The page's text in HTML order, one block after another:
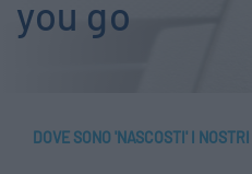
NEWS
you go
DOVE SONO 'NASCOSTI' I